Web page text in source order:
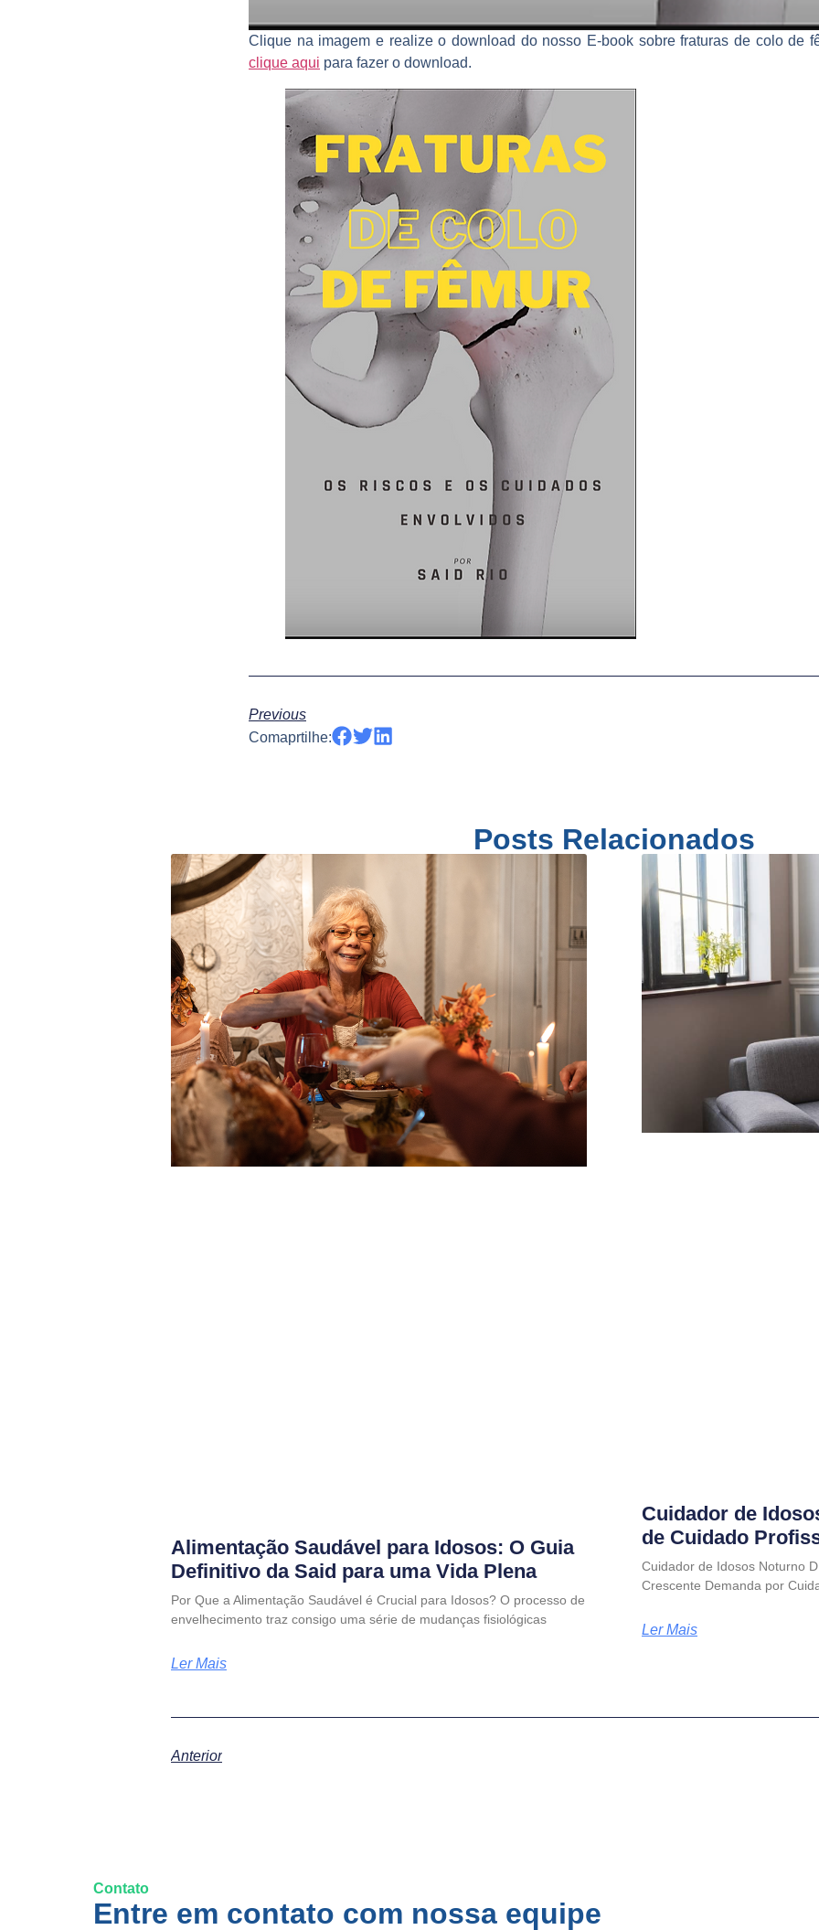
Clique na imagem e realize o download do nosso E-book sobre fraturas de colo de
clique aqui para fazer o download.
Previous
Comaprtilhe:
Posts Relacionados
Alimentação Saudável para Idosos: O Guia
Definitivo da Said para uma Vida Plena
Por Que a Alimentação Saudável é Crucial para Idosos? O processo de
envelhecimento traz consigo uma série de mudanças fisiológicas
Ler Mais
Cuidador de
de Cuidado
Cuidador de Idosos Noturno
Crescente Demanda por
Ler Mais
Anterior
Contato
Entre em contato com nossa equipe